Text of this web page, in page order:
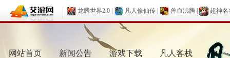
龙腾世界2.0 凡人修仙传 兽血沸腾 超神名
网站首页 新闻公告 游戏下载 凡人客栈